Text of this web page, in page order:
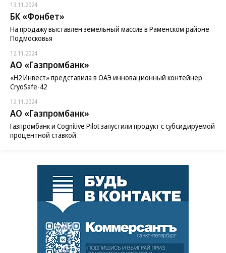
13.11.2024
БК «Фонбет»
На продажу выставлен земельный массив в Раменском районе
Подмосковья
12.11.2024
АО «Газпромбанк»
«H2 Инвест» представила в ОАЭ инновационный контейнер
CryoSafe-42
12.11.2024
АО «Газпромбанк»
Газпромбанк и Cognitive Pilot запустили продукт с субсидируемой
процентной ставкой